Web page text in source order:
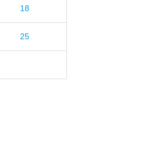
18
25